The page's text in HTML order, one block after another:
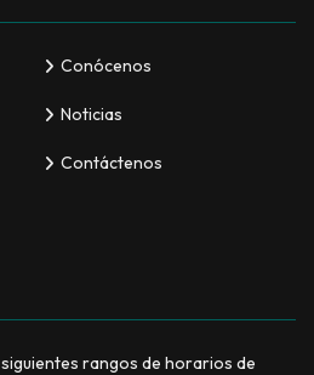
Conócenos
Noticias
Contáctenos
rangos de horarios de